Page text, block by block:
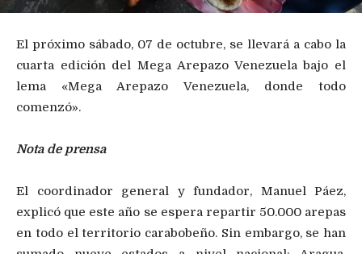
El próximo sábado, 07 de octubre, se llevará a cabo la
cuarta edición del Mega Arepazo Venezuela bajo el
lema «Mega Arepazo Venezuela, donde todo
comenzó».
Nota de prensa
El coordinador general y fundador, Manuel Páez,
explicó que este año se espera repartir 50.000 arepas
en todo el territorio carabobeño. Sin embargo, se han